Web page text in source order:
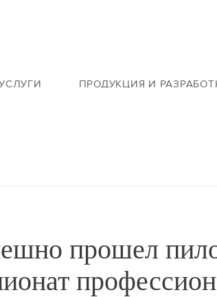
ПРОДУКЦИЯ И
прошел